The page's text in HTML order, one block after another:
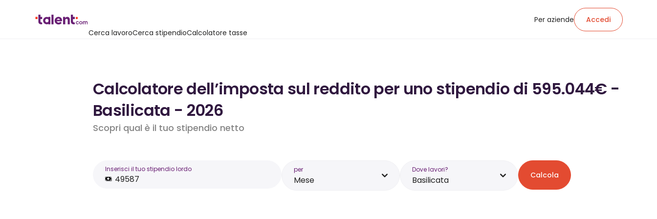
Cerca lavoroCerca stipendioCalcolatore tasse
Per aziende Accedi
Calcolatore dell’imposta sul reddito per uno stipendio di 595.044€ -
Basilicata - 2026
Scopri qual è il tuo stipendio netto
Inserisci il tuo stipendio lordo per
Mese
Dove lavori?
Basilicata Calcola